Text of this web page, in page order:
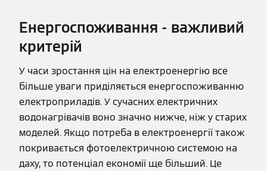
Енергоспоживання - важливий
критерій
У часи зростання цін на електроенергію все
більше уваги приділяється енергоспоживанню
електроприладів. У сучасних електричних
водонагрівачів воно значно нижче, ніж у старих
моделей. Якщо потреба в електроенергії також
покривається фотоелектричною системою на
даху, то потенціал економії ще більший. Це